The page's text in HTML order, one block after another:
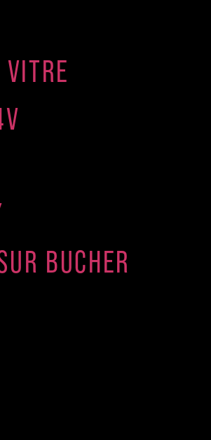
BUCHER